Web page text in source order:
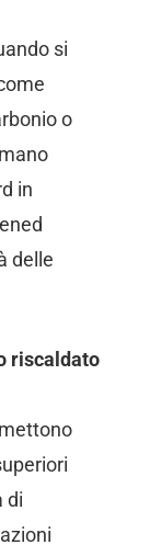
si
o
in
delle
riscaldato
di